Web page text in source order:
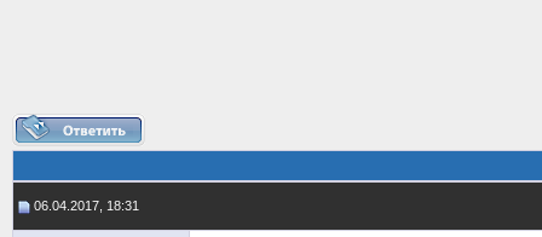
06.04.2017, 18:31